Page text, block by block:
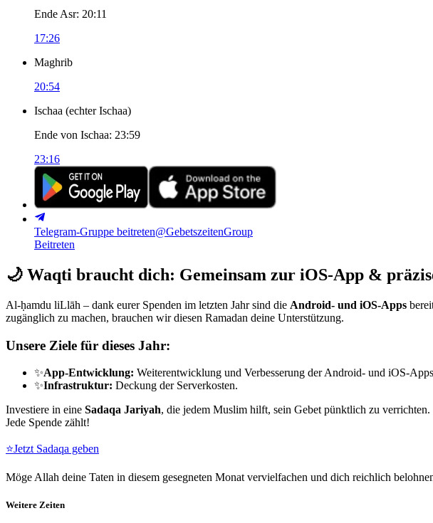
Ende Asr: 20:11
17:26
Maghrib
20:54
Ischaa (echter Ischaa)
Ende von Ischaa: 23:59
23:16
Telegram-Gruppe beitreten@GebetszeitenGroup
Beitreten
🌙 Waqti braucht dich: Gemeinsam zur iOS-App &
Al-ḥamdu liLlāh – dank eurer Spenden im letzten Jahr sind die Android- und iOS-Apps
zugänglich zu machen, brauchen wir diesen Ramadan deine Unterstützung.
Unsere Ziele für dieses Jahr:
✨App-Entwicklung: Weiterentwicklung und Verbesserung der Android- und iOS-
✨Infrastruktur: Deckung der Serverkosten.
Investiere in eine Sadaqa Jariyah, die jedem Muslim hilft, sein Gebet pünktlich zu verrichten.
Jede Spende zählt!
⭐Jetzt Sadaqa geben
Möge Allah deine Taten in diesem gesegneten Monat vervielfachen und dich reichlich
Weitere Zeiten